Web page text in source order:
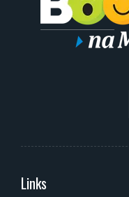
Links